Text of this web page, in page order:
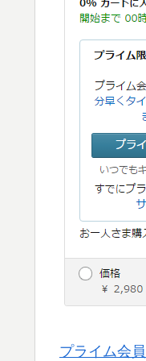
プライム会員